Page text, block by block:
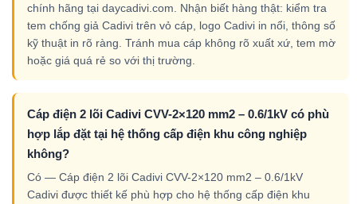
chính hãng tại daycadivi.com. Nhận biết hàng thật: kiểm tra
tem chống giả Cadivi trên vỏ cáp, logo Cadivi in nổi, thông số
kỹ thuật in rõ ràng. Tránh mua cáp không rõ xuất xứ, tem mờ
hoặc giá quá rẻ so với thị trường.
Cáp điện 2 lõi Cadivi CVV-2×120 mm2 – 0.6/1kV có phù
hợp lắp đặt tại hệ thống cấp điện khu công nghiệp
không?
Có — Cáp điện 2 lõi Cadivi CVV-2×120 mm2 – 0.6/1kV
Cadivi được thiết kế phù hợp cho hệ thống cấp điện khu